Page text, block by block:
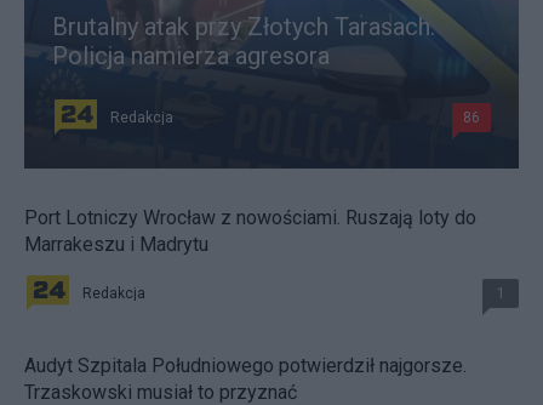
Brutalny atak przy Złotych Tarasach.
Policja namierza agresora
Redakcja 86
Port Lotniczy Wrocław z nowościami. Ruszają loty do
Marrakeszu i Madrytu
Redakcja 1
Audyt Szpitala Południowego potwierdził najgorsze.
Trzaskowski musiał to przyznać